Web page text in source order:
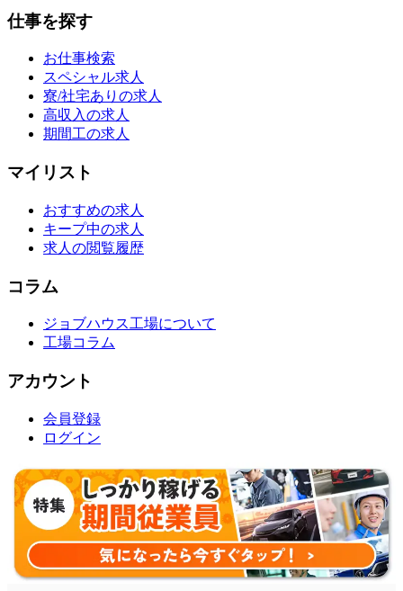
仕事を探す
お仕事検索
スペシャル求人
寮/社宅ありの求人
高収入の求人
期間工の求人
マイリスト
おすすめの求人
キープ中の求人
求人の閲覧履歴
コラム
ジョブハウス工場について
工場コラム
アカウント
会員登録
ログイン